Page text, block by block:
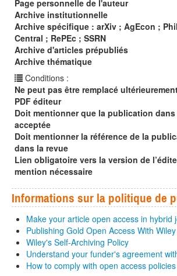
Page personnelle de l'auteur
Archive institutionnelle
Archive spécifique : arXiv ; AgEcon ;
Central ; RePEc ; SSRN
Archive d'articles prépubliés
Archive thématique
Conditions :
Ne peut pas être remplacé
PDF éditeur
Doit mentionner que la publication
acceptée
Doit mentionner la référence de la
dans la revue
Lien obligatoire vers la version de
mention nécessaire
Informations sur la politique de
Make your article open access in hybrid
Publishing Gold Open Access With Wiley
Wiley's Self-Archiving Policy
Understand your funder's agreement
How to comply with open access policies